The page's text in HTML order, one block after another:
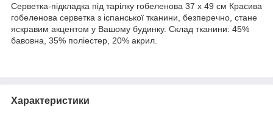
Серветка-підкладка під тарілку гобеленова 37 х 49 см Красива
гобеленова серветка з іспанської тканини, безперечно, стане
яскравим акцентом у Вашому будинку. Склад тканини: 45%
бавовна, 35% поліестер, 20% акрил.
Характеристики